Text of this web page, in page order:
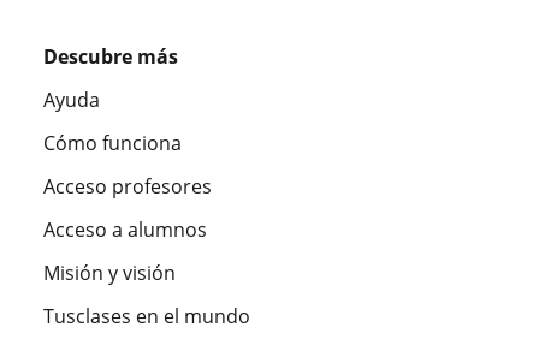
Descubre más
Ayuda
Cómo funciona
Acceso profesores
Acceso a alumnos
Misión y visión
Tusclases en el mundo